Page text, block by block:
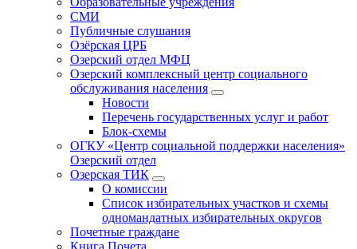
СМИ
Публичные слушания
Озёрская ЦРБ
Озерский отдел МФЦ
Озерский комплексный центр социального
обслуживания населения
Новости
Перечень государственных услуг и работ
Блок-схемы
ОГКУ «Центр социальной поддержки населения»
Озерский отдел
Озерская ТИК
О комиссии
Список избирательных участков и схемы
одномандатных избирательных округов
Почетные граждане